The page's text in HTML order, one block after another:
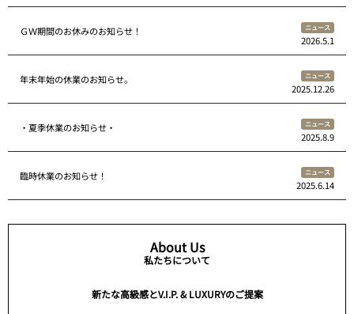
ＧＷ期間のお休みのお知らせ！ ニュース
2026.5.1
年末年始の休業のお知らせ。 ニュース
2025.12.26
・夏季休業のお知らせ・ ニュース
2025.8.9
臨時休業のお知らせ！ ニュース
2025.6.14
About Us
私たちについて
新たな高級感とV.I.P. & LUXURYのご提案